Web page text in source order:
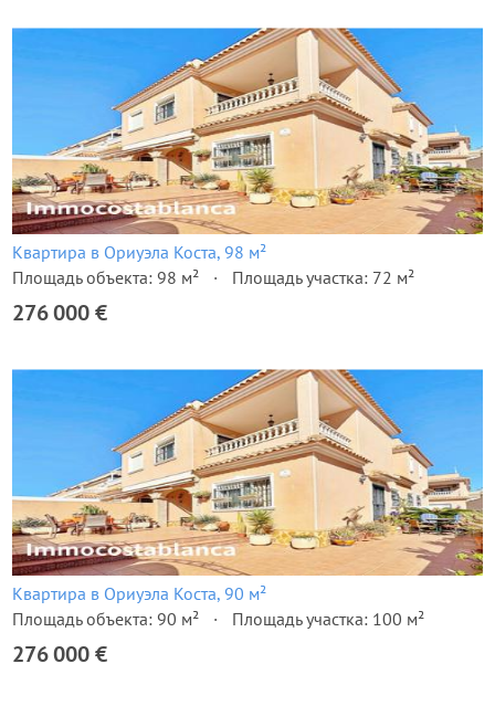
Квартира в Ориуэла Коста, 98 м²
Площадь объекта: 98 м²
Площадь участка: 72 м²
276 000 €
Квартира в Ориуэла Коста, 90 м²
Площадь объекта: 90 м²
Площадь участка: 100 м²
276 000 €